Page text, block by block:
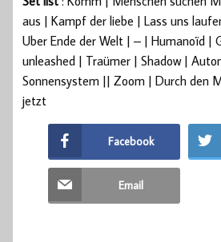
aus | Kampf der liebe | Lass uns
Uber Ende der Welt | – | Humanoïd |
unleashed | Traümer | Shadow |
Sonnensystem || Zoom | Durch den
jetzt
Facebook
Email